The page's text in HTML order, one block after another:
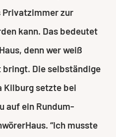
Privatzimmer zur
kann. Das bedeutet
denn wer weiß
Die selbständige
Kilburg setzte bei
auf ein Rundum-
“Ich musste